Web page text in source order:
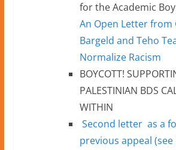
for the Academic
An Open Letter from
Bargeld and Teho
Normalize Racism
BOYCOTT!
PALESTINIAN BDS
WITHIN
Second letter as a
previous appeal (see